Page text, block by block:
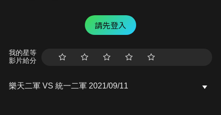
請先登入
我的星等
影片給分
樂天二軍 VS 統一二軍 2021/09/11